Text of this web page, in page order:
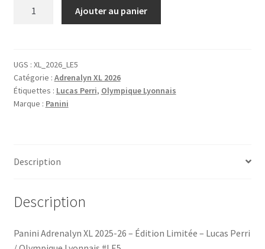
XL
2025-
26
-
Lucas
/
Olympique
Ajouter au panier
UGS : XL_2026_LE5
Catégorie : Adrenalyn XL 2026
Étiquettes : Lucas Perri, Olympique Lyonnais
Marque : Panini
Description
Description
Panini Adrenalyn XL 2025-26 – Édition Limitée – Lucas Perri